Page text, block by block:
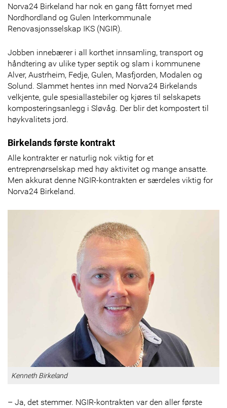
Norva24 Birkeland har nok en gang fått fornyet med
Nordhordland og Gulen Interkommunale
Renovasjonsselskap IKS (NGIR).
Jobben innebærer i all korthet innsamling, transport og
håndtering av ulike typer septik og slam i kommunene
Alver, Austrheim, Fedje, Gulen, Masfjorden, Modalen og
Solund. Slammet hentes inn med Norva24 Birkelands
velkjente, gule spesiallastebiler og kjøres til selskapets
komposteringsanlegg i Sløvåg. Der blir det kompostert til
høykvalitets jord.
Birkelands første kontrakt
Alle kontrakter er naturlig nok viktig for et
entreprenørselskap med høy aktivitet og mange ansatte.
Men akkurat denne NGIR-kontrakten er særdeles viktig for
Norva24 Birkeland.
Kenneth Birkeland
– Ja, det stemmer. NGIR-kontrakten var den aller første